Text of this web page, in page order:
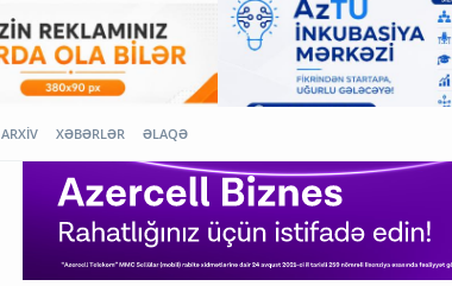
ARXİV XƏBƏRLƏR ƏLAQƏ